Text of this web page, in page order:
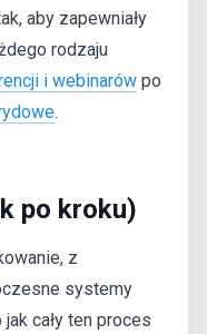
aby zapewniały
rodzaju
i webinarów po
.
po kroku)
z
systemy
cały ten proces